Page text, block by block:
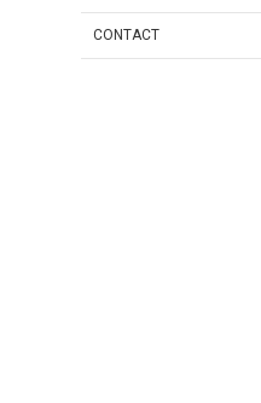
CONTACT